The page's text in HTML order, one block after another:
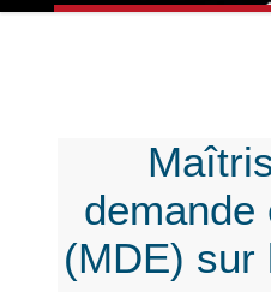
demande
(MDE) sur